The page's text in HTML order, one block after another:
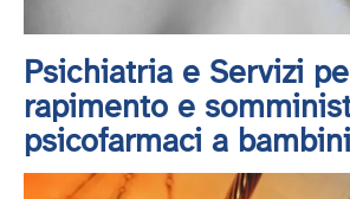
Psichiatria e Servizi
rapimento e
psicofarmaci a bambini